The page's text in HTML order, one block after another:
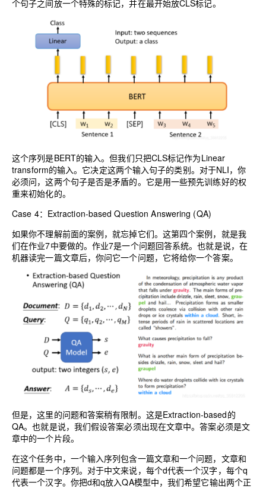
个句子之间放一个特殊的标记，并在最开始放CLS标记。
这个序列是BERT的输入。但我们只把CLS标记作为Linear
transform的输入。它决定这两个输入句子的类别。对于NLI，你
必须问，这两个句子是否是矛盾的。它是用一些预先训练好的权
重来初始化的。
Case 4：Extraction-based Question Answering (QA)
如果你不理解前面的案例，就忘掉它们。这第四个案例，就是我
们在作业7中要做的。作业7是一个问题回答系统。也就是说，在
机器读完一篇文章后，你问它一个问题，它将给你一个答案。
但是，这里的问题和答案稍有限制。这是Extraction-based的
QA。也就是说，我们假设答案必须出现在文章中。答案必须是文
章中的一个片段。
在这个任务中，一个输入序列包含一篇文章和一个问题，文章和
问题都是一个序列。对于中文来说，每个d代表一个汉字，每个q
代表一个汉字。你把d和q放入QA模型中，我们希望它输出两个正